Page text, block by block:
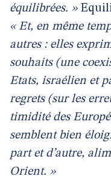
équilibrées. »
« Et, en même
autres : elles
souhaits (une
Etats, israélien et
regrets (sur les
timidité des
semblent bien
part et d’autre,
Orient. »